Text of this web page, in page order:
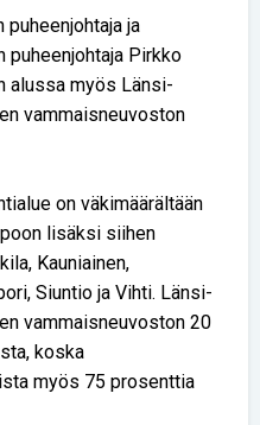
puheenjohtaja ja
puheenjohtaja Pirkko
alussa myös Länsi-
vammaisneuvoston
on väkimäärältään
lisäksi siihen
Kauniainen,
Siuntio ja Vihti. Länsi-
vammaisneuvoston 20
koska
myös 75 prosenttia